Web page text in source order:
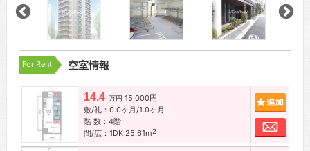
For Rent 空室情報
14.4 万円 15,000円
敷/礼：0.0ヶ月/1.0ヶ月
階 数：4階
間/広：1DK 25.61m2
お問